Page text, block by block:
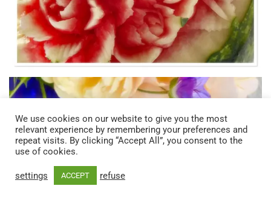
We use cookies on our website to give you the most
relevant experience by remembering your preferences and
repeat visits. By clicking “Accept All”, you consent to the
use of cookies.
settings ACCEPT refuse